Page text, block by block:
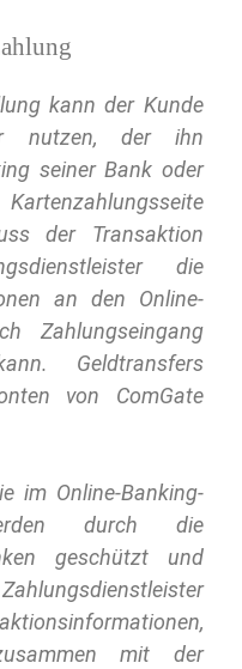
kann der Kunde
nutzen, der ihn
seiner Bank oder
der Transaktion
die
an den Online-
Zahlungseingang
Geldtransfers
von ComGate
im Online-Banking-
durch die
geschützt und
mit der